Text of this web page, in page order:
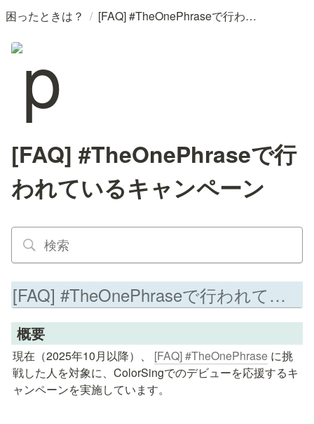
困ったときは？ / [FAQ] #TheOnePhraseで行われているキャンペーン
[FAQ] #TheOnePhraseで行
われているキャンペーン
[FAQ] #TheOnePhraseで行われているキャンペーン
概要
現在（2025年10月以降）、 [FAQ] #TheOnePhrase に挑
戦した人を対象に、ColorSingでのデビューを応援するキ
ャンペーンを実施しています。